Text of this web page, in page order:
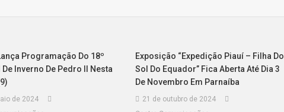
Programação Do 18º
De Inverno De Pedro II Nesta
de 2024
Exposição “Expedição Piauí – Filha Do
Sol Do Equador” Fica Aberta Até Dia 3
De Novembro Em Parnaíba
21 de outubro de 2024